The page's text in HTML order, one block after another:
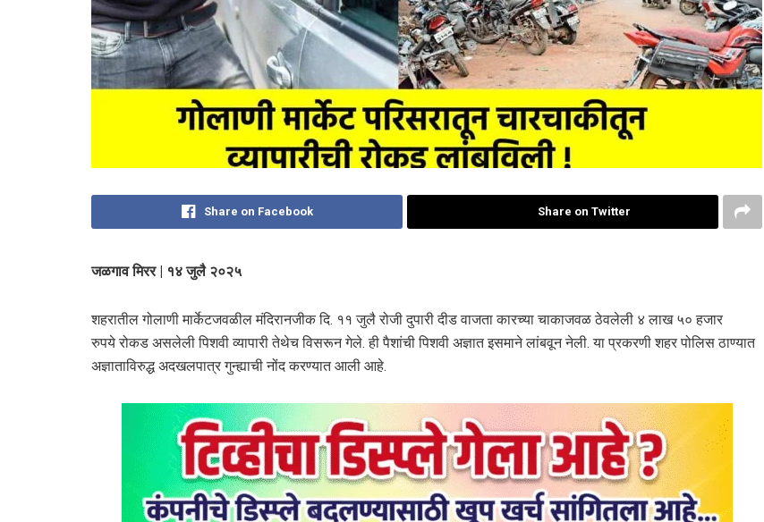
Share on Facebook Share on Twitter
जळगाव मिरर | १४ जुलै २०२५
शहरातील गोलाणी मार्केटजवळील मंदिरानजीक दि. ११ जुलै रोजी दुपारी दीड वाजता कारच्या चाकाजवळ ठेवलेली ४ लाख ५० हजार
रुपये रोकड असलेली पिशवी व्यापारी तेथेच विसरून गेले. ही पैशांची पिशवी अज्ञात इसमाने लांबवून नेली. या प्रकरणी शहर पोलिस ठाण्यात
अज्ञाताविरुद्ध अदखलपात्र गुन्ह्याची नोंद करण्यात आली आहे.